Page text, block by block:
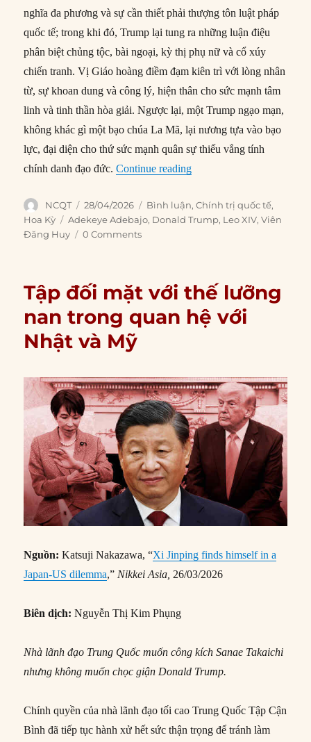
nghĩa đa phương và sự cần thiết phải thượng tôn luật pháp
quốc tế; trong khi đó, Trump lại tung ra những luận điệu
phân biệt chủng tộc, bài ngoại, kỳ thị phụ nữ và cổ xúy
chiến tranh. Vị Giáo hoàng điềm đạm kiên trì với lòng nhân
từ, sự khoan dung và công lý, hiện thân cho sức mạnh tâm
linh và tinh thần hòa giải. Ngược lại, một Trump ngạo mạn,
không khác gì một bạo chúa La Mã, lại nương tựa vào bạo
lực, đại diện cho thứ sức mạnh quân sự thiếu vắng tính
chính danh đạo đức.Continue reading“Cuộc đối đầu giữa
Author
NCQT
Posted
on
28/04/2026 Categories
Bình luận,Chính trị quốc tế,
Hoa Kỳ
Tags
Adekeye Adebajo, Donald Trump, Leo XIV,Viên
Đăng Huy
0 Comments
Tập đối mặt với thế lưỡng
nan trong quan hệ với
Nhật và Mỹ
Nguồn: Katsuji Nakazawa, “Xi Jinping finds himself in a
Japan-US dilemma,” Nikkei Asia, 26/03/2026
Biên dịch:Nguyễn Thị Kim Phụng
Nhà lãnh đạo Trung Quốc muốn công kích Sanae Takaichi
nhưng không muốn chọc giận Donald Trump.
Chính quyền của nhà lãnh đạo tối cao Trung Quốc Tập Cận
Bình đã tiếp tục hành xử hết sức thận trọng để tránh làm